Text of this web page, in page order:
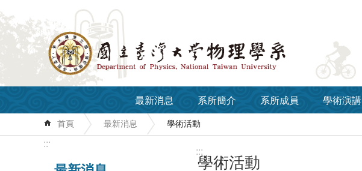
跳到主要內容區塊
最新消息 系所簡介 系所成員 學術演講
首頁 最新消息 學術活動
:::
:::
學術活動